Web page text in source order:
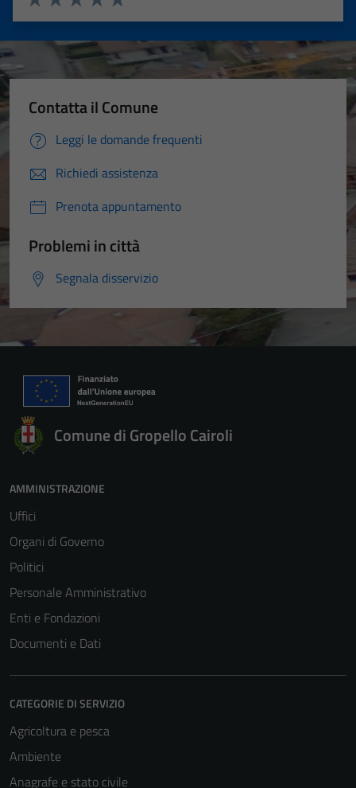
Valuta 5 stelle su 5
Valuta 4 stelle su 5
Valuta 3 stelle su 5
Valuta 2 stelle su 5
Valuta 1 stelle su 5
Contatta il Comune
Leggi le domande frequenti
Richiedi assistenza
Prenota appuntamento
Problemi in città
Segnala disservizio
Comune di Gropello Cairoli
AMMINISTRAZIONE
Uffici
Organi di Governo
Politici
Personale Amministrativo
Enti e Fondazioni
Documenti e Dati
CATEGORIE DI SERVIZIO
Agricoltura e pesca
Ambiente
Anagrafe e stato civile